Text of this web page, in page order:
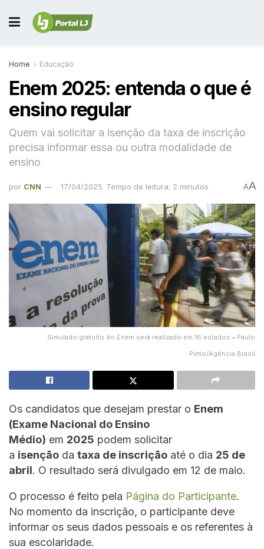
Home Educação
Enem 2025: entenda o que é
ensino regular
Quem vai solicitar a isenção da taxa de inscrição
precisa informar essa ou outra modalidade de
ensino
por CNN 17/04/2025 Tempo de leitura: 2 minutos AA
Simulado gratuito do Enem será realizado em 16 estados • Paulo
Pinto/Agência Brasil
Os candidatos que desejam prestar o Enem
(Exame Nacional do Ensino
Médio) em 2025 podem solicitar
a isenção da taxa de inscrição até o dia 25 de
abril. O resultado será divulgado em 12 de maio.
O processo é feito pela Página do Participante.
No momento da inscrição, o participante deve
informar os seus dados pessoais e os referentes à
sua escolaridade.